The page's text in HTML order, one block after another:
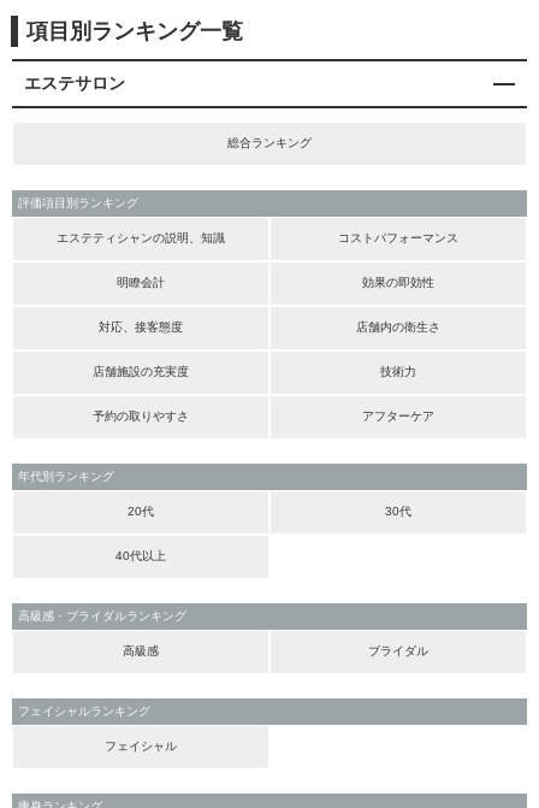
項目別ランキング一覧
エステサロン
総合ランキング
評価項目別ランキング
エステティシャンの説明、知識 コストパフォーマンス
明瞭会計 効果の即効性
対応、接客態度 店舗内の衛生さ
店舗施設の充実度 技術力
予約の取りやすさ アフターケア
年代別ランキング
20代 30代
40代以上
高級感・ブライダルランキング
高級感 ブライダル
フェイシャルランキング
フェイシャル